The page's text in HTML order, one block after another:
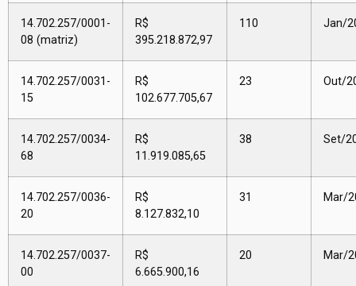
14.702.257/0001-
08 (matriz)
R$
395.218.872,97
110 Jan/
14.702.257/0031-
15
R$
102.677.705,67
23 Out/
14.702.257/0034-
68
R$
11.919.085,65
38 Set/
14.702.257/0036-
20
R$
8.127.832,10
31 Mar/
14.702.257/0037-
00
R$
6.665.900,16
20 Mar/